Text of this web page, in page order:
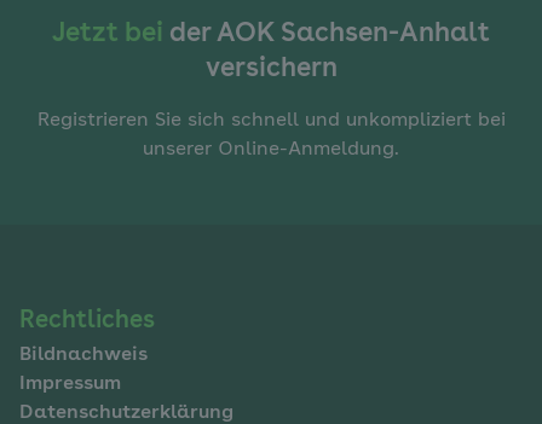
Jetzt bei der AOK Sachsen-Anhalt
versichern
Registrieren Sie sich schnell und unkompliziert bei
unserer Online-Anmeldung.
Navigation
im
Fußbereich
Rechtliches
Bildnachweis
Impressum
Datenschutzerklärung